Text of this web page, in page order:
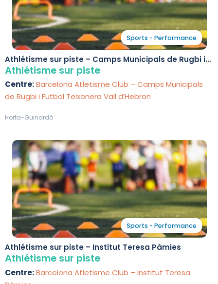
Sports - Performance
Athlétisme sur piste – Camps Municipals de Rugbi i
Futbol Teixonera Vall d’Hebron
Athlétisme sur piste
Centre:Barcelona Atletisme Club – Camps Municipals
de Rugbi i Futbol Teixonera Vall d’Hebron
Horta-Guinardó
Sports - Performance
Athlétisme sur piste – Institut Teresa Pàmies
Athlétisme sur piste
Centre:Barcelona Atletisme Club – Institut Teresa